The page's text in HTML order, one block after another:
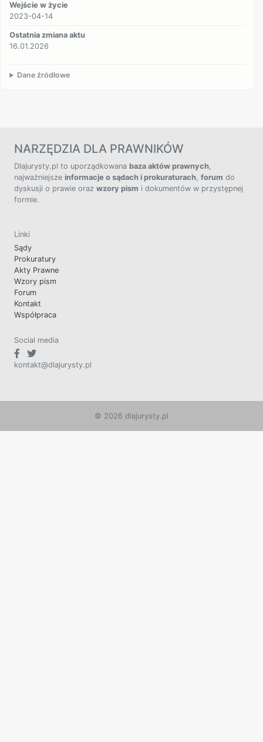
Wejście w życie
2023-04-14
Ostatnia zmiana aktu
16.01.2026
Dane źródłowe
NARZĘDZIA DLA PRAWNIKÓW
Dlajurysty.pl to uporządkowana baza aktów prawnych,
najważniejsze informacje o sądach i prokuraturach, forum do
dyskusji o prawie oraz wzory pism i dokumentów w przystępnej
formie.
Linki
Sądy
Prokuratury
Akty Prawne
Wzory pism
Forum
Kontakt
Współpraca
Social media
kontakt@dlajurysty.pl
© 2026 dlajurysty.pl